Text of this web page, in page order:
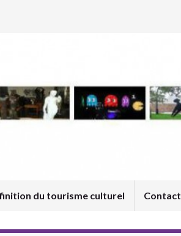
du tourisme culturel Contact